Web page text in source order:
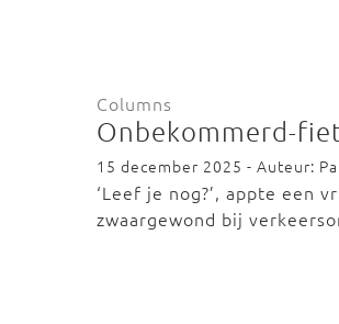
Columns
Onbekommerd-
15 december 2025 - Auteur:
‘Leef je nog?’, appte een
zwaargewond bij